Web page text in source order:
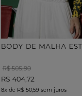
R$ 505,90
R$ 404,72
8x de R$ 50,59 sem juros